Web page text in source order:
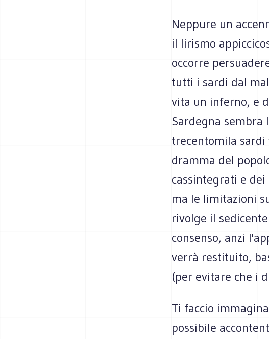
Neppure un
il lirismo
occorre
tutti i sardi dal
vita un inferno, e
Sardegna sembra
trecentomila sardi
dramma del
cassintegrati e
ma le limitazioni
rivolge il
consenso, anzi
verrà restituito,
(per evitare che i
Ti faccio
possibile